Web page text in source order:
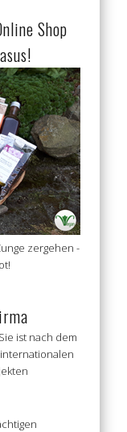
Shop
zergehen -
. Sie ist nach dem